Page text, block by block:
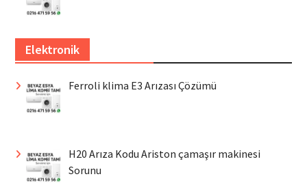
Elektronik
Ferroli klima E3 Arızası Çözümü
H20 Arıza Kodu Ariston çamaşır makinesi
Sorunu